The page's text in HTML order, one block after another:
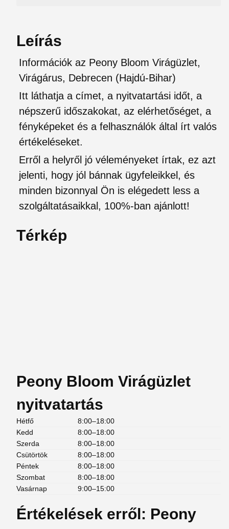
Leírás
Információk az Peony Bloom Virágüzlet,
Virágárus, Debrecen (Hajdú-Bihar)
Itt láthatja a címet, a nyitvatartási időt, a
népszerű időszakokat, az elérhetőséget, a
fényképeket és a felhasználók által írt valós
értékeléseket.
Erről a helyről jó véleményeket írtak, ez azt
jelenti, hogy jól bánnak ügyfeleikkel, és
minden bizonnyal Ön is elégedett less a
szolgáltatásaikkal, 100%-ban ajánlott!
Térkép
Peony Bloom Virágüzlet
nyitvatartás
Hétfő
8:00–18:00
Kedd
8:00–18:00
Szerda
8:00–18:00
Csütörtök
8:00–18:00
Péntek
8:00–18:00
Szombat
8:00–18:00
Vasárnap
9:00–15:00
Értékelések erről: Peony